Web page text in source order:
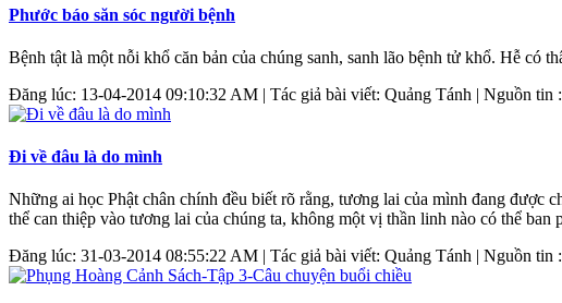
Phước báo săn sóc người bệnh
Bệnh tật là một nỗi khổ căn bản của chúng sanh, sanh lão bệnh tử khổ. Hễ có
Đăng lúc: 13-04-2014 09:10:32 AM | Tác giả bài viết: Quảng Tánh | Nguồn tin
Đi về đâu là do mình
Những ai học Phật chân chính đều biết rõ rằng, tương lai của mình đang
thể can thiệp vào tương lai của chúng ta, không một vị thần linh nào có thể ban
Đăng lúc: 31-03-2014 08:55:22 AM | Tác giả bài viết: Quảng Tánh | Nguồn tin